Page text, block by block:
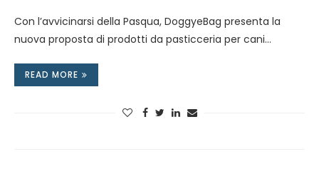
Con l’avvicinarsi della Pasqua, DoggyeBag presenta la
nuova proposta di prodotti da pasticceria per cani…
READ MORE